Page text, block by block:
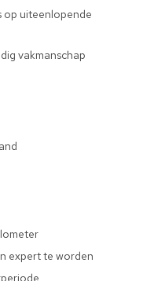
op uiteenlopende
vakmanschap
expert te worden